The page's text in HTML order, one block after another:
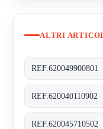
ALTRI
REF.620049900801
REF.620040110902
REF.620045710502